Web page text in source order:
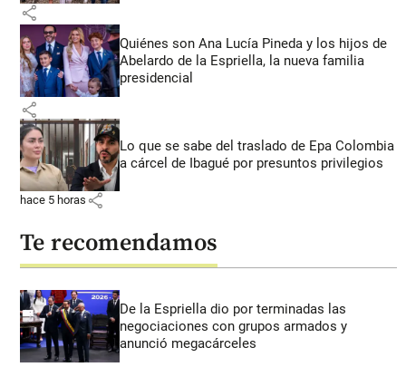
share
Quiénes son Ana Lucía Pineda y los hijos de
Abelardo de la Espriella, la nueva familia
presidencial
share
Lo que se sabe del traslado de Epa Colombia
a cárcel de Ibagué por presuntos privilegios
hace 5 horas share
Te recomendamos
De la Espriella dio por terminadas las
negociaciones con grupos armados y
anunció megacárceles